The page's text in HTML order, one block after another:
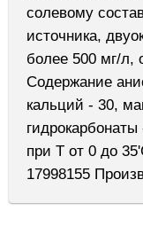
солевому
источника,
более 500 мг/л,
Содержание
кальций - 30,
при Т от 0 до
17998155